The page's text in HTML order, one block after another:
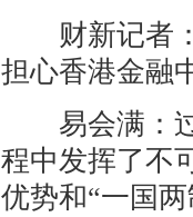
财新记者：
担心香港金融
易会满：过
程中发挥了不
优势和“一国